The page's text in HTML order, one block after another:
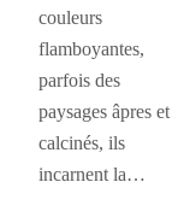
couleurs
flamboyantes,
parfois des
paysages âpres et
calcinés, ils
incarnent la…